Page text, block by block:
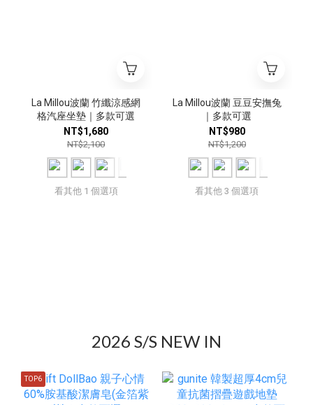
La Millou波蘭 竹纖涼感網
格汽座坐墊｜多款可選
NT$1,680
NT$2,100
看其他 1 個選項
La Millou波蘭 豆豆安撫兔
｜多款可選
NT$980
NT$1,200
看其他 3 個選項
2026 S/S NEW IN
TOP6